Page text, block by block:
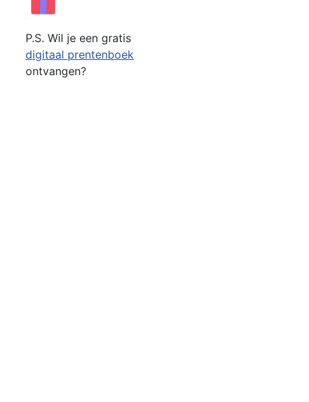
P.S. Wil je een gratis
digitaal prentenboek
ontvangen?